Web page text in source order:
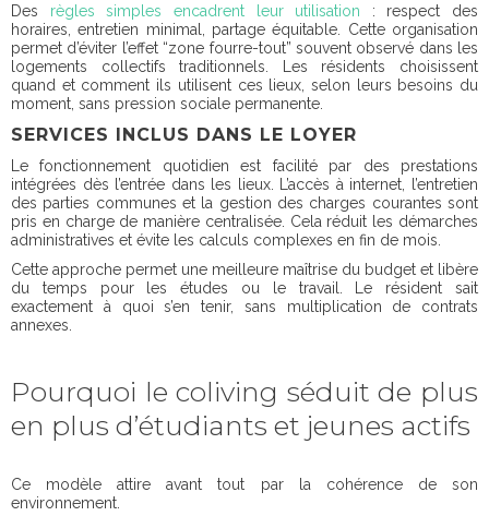
Des règles simples encadrent leur utilisation : respect des
horaires, entretien minimal, partage équitable. Cette organisation
permet d’éviter l’effet “zone fourre-tout” souvent observé dans les
logements collectifs traditionnels. Les résidents choisissent
quand et comment ils utilisent ces lieux, selon leurs besoins du
moment, sans pression sociale permanente.
SERVICES INCLUS DANS LE LOYER
Le fonctionnement quotidien est facilité par des prestations
intégrées dès l’entrée dans les lieux. L’accès à internet, l’entretien
des parties communes et la gestion des charges courantes sont
pris en charge de manière centralisée. Cela réduit les démarches
administratives et évite les calculs complexes en fin de mois.
Cette approche permet une meilleure maîtrise du budget et libère
du temps pour les études ou le travail. Le résident sait
exactement à quoi s’en tenir, sans multiplication de contrats
annexes.
Pourquoi le coliving séduit de plus
en plus d’étudiants et jeunes actifs
Ce modèle attire avant tout par la cohérence de son
environnement.